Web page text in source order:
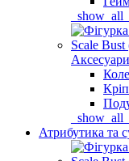
Атрибутика та